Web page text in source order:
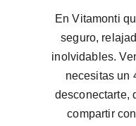
En Vitamonti
seguro,
inolvidables.
necesitas un
desconectarte,
compartir